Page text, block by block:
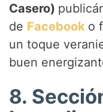
Casero)
de Facebook o
un toque
buen
8.